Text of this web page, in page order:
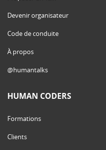
Devenir organisateur
Code de conduite
À propos
@humantalks
HUMAN CODERS
Formations
Clients